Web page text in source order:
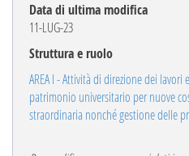
Data di ultima modifica
11-LUG-23
Struttura e ruolo
AREA I - Attività di direzione dei
patrimonio universitario per nuove
straordinaria nonché gestione delle